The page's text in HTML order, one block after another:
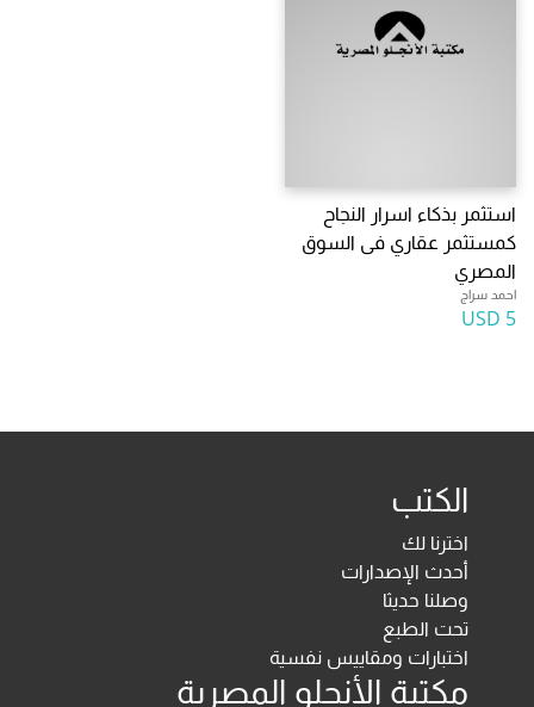
استثمر بذكاء اسرار النجاح
كمستثمر عقاري فى السوق
المصري
احمد سراج
5 USD
الكتب
اخترنا لك
أحدث الإصدارات
وصلنا حديثا
تحت الطبع
اختبارات ومقاييس نفسية
مكتبة الأنجلو المصرية